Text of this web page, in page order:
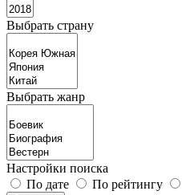
Выбрать страну
Выбрать жанр
Настройки поиска
По дате
По рейтингу